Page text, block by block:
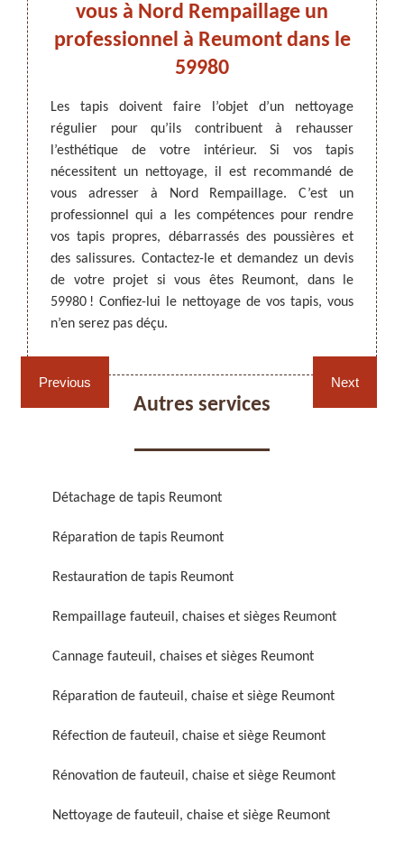
ARTISAN DEZITTER , REMPAILLAGE -
CANNAGE - RECOLLAGE, 59 NORD
Rempaillage fauteuil,
chaises et sièges 59
Cannage fauteuil, chaises
et sièges 59
Réparation de fauteuil,
chaise et siège 59
chaise et siège 59
chaise et siège 59
Previous
les
les
une
Nord
de
vous
pour
vous à Nord Rempaillage un
professionnel à Reumont dans le
59980
Les tapis doivent faire l’objet d’un nettoyage
régulier pour qu’ils contribuent à rehausser
l’esthétique de votre intérieur. Si vos tapis
nécessitent un nettoyage, il est recommandé de
vous adresser à Nord Rempaillage. C’est un
professionnel qui a les compétences pour rendre
vos tapis propres, débarrassés des poussières et
des salissures. Contactez-le et demandez un devis
de votre projet si vous êtes Reumont, dans le
59980 ! Confiez-lui le nettoyage de vos tapis, vous
n’en serez pas déçu.
aisé.
à qui
Next
Autres services
Détachage de tapis Reumont
Réparation de tapis Reumont
Restauration de tapis Reumont
Rempaillage fauteuil, chaises et sièges Reumont
Cannage fauteuil, chaises et sièges Reumont
Réparation de fauteuil, chaise et siège Reumont
Réfection de fauteuil, chaise et siège Reumont
Rénovation de fauteuil, chaise et siège Reumont
Nettoyage de fauteuil, chaise et siège Reumont